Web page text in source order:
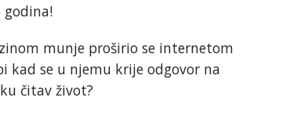
godina!
munje proširio se internetom
kad se u njemu krije odgovor na
čitav život?